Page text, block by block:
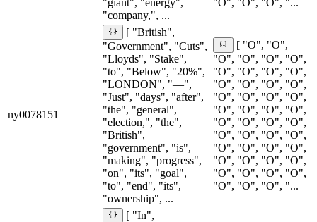
"company,", ...
ny0078151
[ "British",
"Government", "Cuts",
"Lloyds", "Stake",
"to", "Below", "20%",
"LONDON", "—",
"Just", "days", "after",
"the", "general",
"election,", "the",
"British",
"government", "is",
"making", "progress",
"on", "its", "goal",
"to", "end", "its",
"ownership", ...
[ "O", "O",
"O", "O", "O", "O",
"O", "O", "O", "O",
"O", "O", "O", "O",
"O", "O", "O", "O",
"O", "O", "O", "O",
"O", "O", "O", "O",
"O", "O", "O", "O",
"O", "O", "O", "O",
"O", "O", "O", "O",
"O", "O", "O", "O",
"O", "O", "O", "...
[ "In",